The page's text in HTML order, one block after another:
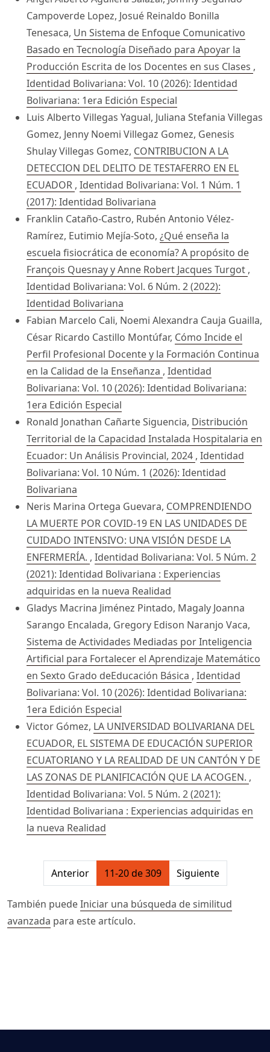
Campoverde Lopez, Josué Reinaldo Bonilla
Tenesaca, Un Sistema de Enfoque Comunicativo
Basado en Tecnología Diseñado para Apoyar la
Producción Escrita de los Docentes en sus Clases ,
Identidad Bolivariana: Vol. 10 (2026): Identidad
Bolivariana: 1era Edición Especial
Luis Alberto Villegas Yagual, Juliana Stefania Villegas
Gomez, Jenny Noemi Villegaz Gomez, Genesis
Shulay Villegas Gomez, CONTRIBUCION A LA
DETECCION DEL DELITO DE TESTAFERRO EN EL
ECUADOR , Identidad Bolivariana: Vol. 1 Núm. 1
(2017): Identidad Bolivariana
Franklin Cataño-Castro, Rubén Antonio Vélez-
Ramírez, Eutimio Mejía-Soto, ¿Qué enseña la
escuela fisiocrática de economía? A propósito de
François Quesnay y Anne Robert Jacques Turgot ,
Identidad Bolivariana: Vol. 6 Núm. 2 (2022):
Identidad Bolivariana
Fabian Marcelo Cali, Noemi Alexandra Cauja Guailla,
César Ricardo Castillo Montúfar, Cómo Incide el
Perfil Profesional Docente y la Formación Continua
en la Calidad de la Enseñanza , Identidad
Bolivariana: Vol. 10 (2026): Identidad Bolivariana:
1era Edición Especial
Ronald Jonathan Cañarte Siguencia, Distribución
Territorial de la Capacidad Instalada Hospitalaria en
Ecuador: Un Análisis Provincial, 2024 , Identidad
Bolivariana: Vol. 10 Núm. 1 (2026): Identidad
Bolivariana
Neris Marina Ortega Guevara, COMPRENDIENDO
LA MUERTE POR COVID-19 EN LAS UNIDADES DE
CUIDADO INTENSIVO: UNA VISIÓN DESDE LA
ENFERMERÍA. , Identidad Bolivariana: Vol. 5 Núm. 2
(2021): Identidad Bolivariana : Experiencias
adquiridas en la nueva Realidad
Gladys Macrina Jiménez Pintado, Magaly Joanna
Sarango Encalada, Gregory Edison Naranjo Vaca,
Sistema de Actividades Mediadas por Inteligencia
Artificial para Fortalecer el Aprendizaje Matemático
en Sexto Grado deEducación Básica , Identidad
Bolivariana: Vol. 10 (2026): Identidad Bolivariana:
1era Edición Especial
Victor Gómez, LA UNIVERSIDAD BOLIVARIANA DEL
ECUADOR, EL SISTEMA DE EDUCACIÓN SUPERIOR
ECUATORIANO Y LA REALIDAD DE UN CANTÓN Y DE
LAS ZONAS DE PLANIFICACIÓN QUE LA ACOGEN. ,
Identidad Bolivariana: Vol. 5 Núm. 2 (2021):
Identidad Bolivariana : Experiencias adquiridas en
la nueva Realidad
##issue.pagination##
Anterior 11-20 de 309 Siguiente
También puedeIniciar una búsqueda de similitud
avanzada para este artículo.